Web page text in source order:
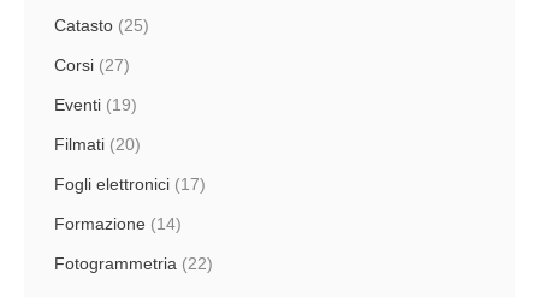
Catasto (25)
Corsi (27)
Eventi (19)
Filmati (20)
Fogli elettronici (17)
Formazione (14)
Fotogrammetria (22)